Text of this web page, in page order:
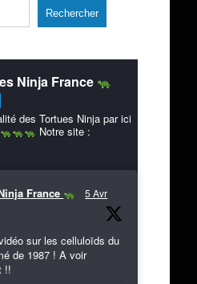
Rechercher
Ninja France
des Tortues Ninja par ici
Notre site :
France 5 Avr
sur les celluloïds du
de 1987 ! A voir
!!